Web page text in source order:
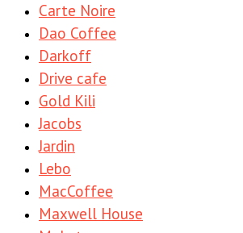
Carte Noire
Dao Coffee
Darkoff
Drive cafe
Gold Kili
Jacobs
Jardin
Lebo
MacCoffee
Maxwell House